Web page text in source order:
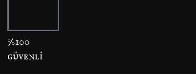
%100
güvenli̇